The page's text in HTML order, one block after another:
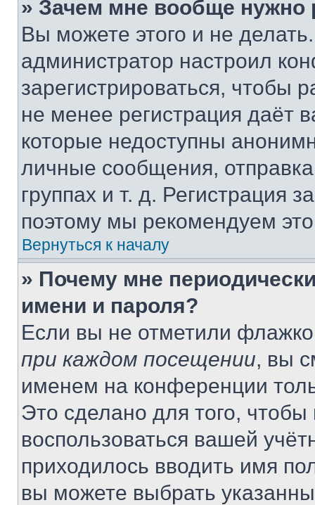
» Зачем мне вообще нужно
Вы можете этого и не
администратор настроил
зарегистрироваться, чтобы
не менее регистрация даёт
которые недоступны
личные сообщения,
группах и т. д. Регистрация
поэтому мы рекомендуем
Вернуться к началу
» Почему мне
имени и пароля?
Если вы не отметили
при каждом посещении, вы
именем на конференции
Это сделано для того, чтобы
воспользоваться вашей
приходилось вводить имя
вы можете выбрать